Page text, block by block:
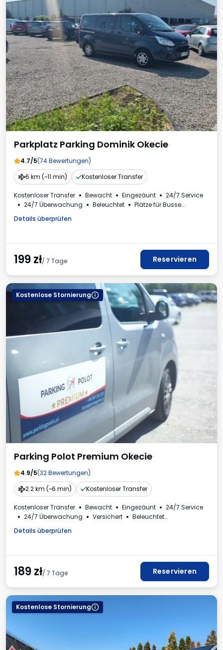
Parkplatz Parking Dominik Okecie
4.7/5(74 Bewertungen)
6 km (~11 min)
Kostenloser Transfer
Kostenloser Transfer Bewacht Eingezäunt
24/7 Service
24/7 Überwachung
Beleuchtet
Plätze für Busse
Details überprüfen
199zł/ 7 Tage Reservieren
Kostenlose Stornierung
Parking Polot Premium Okecie
4.9/5(32 Bewertungen)
2.2 km (~6 min)
Kostenloser Transfer
Kostenloser Transfer Bewacht Eingezäunt
24/7 Service
24/7 Überwachung
Versichert
Beleuchtet
Mehrwertsteuerrechnung
Details überprüfen
189zł/ 7 Tage Reservieren
Kostenlose Stornierung